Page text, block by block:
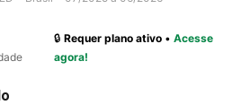
🔒Requer plano ativo •Acesse
agora!